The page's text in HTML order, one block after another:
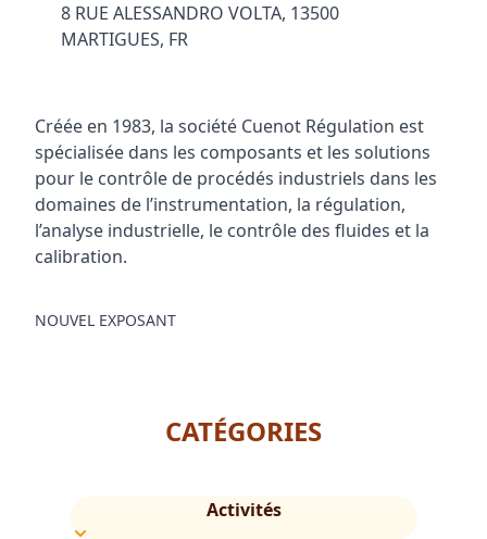
8 RUE ALESSANDRO VOLTA, 13500
MARTIGUES, FR
Créée en 1983, la société Cuenot Régulation est
spécialisée dans les composants et les solutions
pour le contrôle de procédés industriels dans les
domaines de l’instrumentation, la régulation,
l’analyse industrielle, le contrôle des fluides et la
calibration.
NOUVEL EXPOSANT
CATÉGORIES
Activités